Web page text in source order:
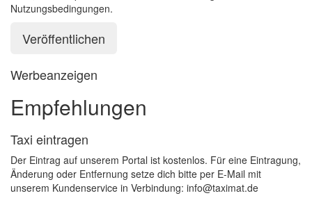
Nutzungsbedingungen.
Werbeanzeigen
Empfehlungen
Taxi eintragen
Der Eintrag auf unserem Portal ist kostenlos. Für eine Eintragung,
Änderung oder Entfernung setze dich bitte per E-Mail mit
unserem Kundenservice in Verbindung: info@taximat.de